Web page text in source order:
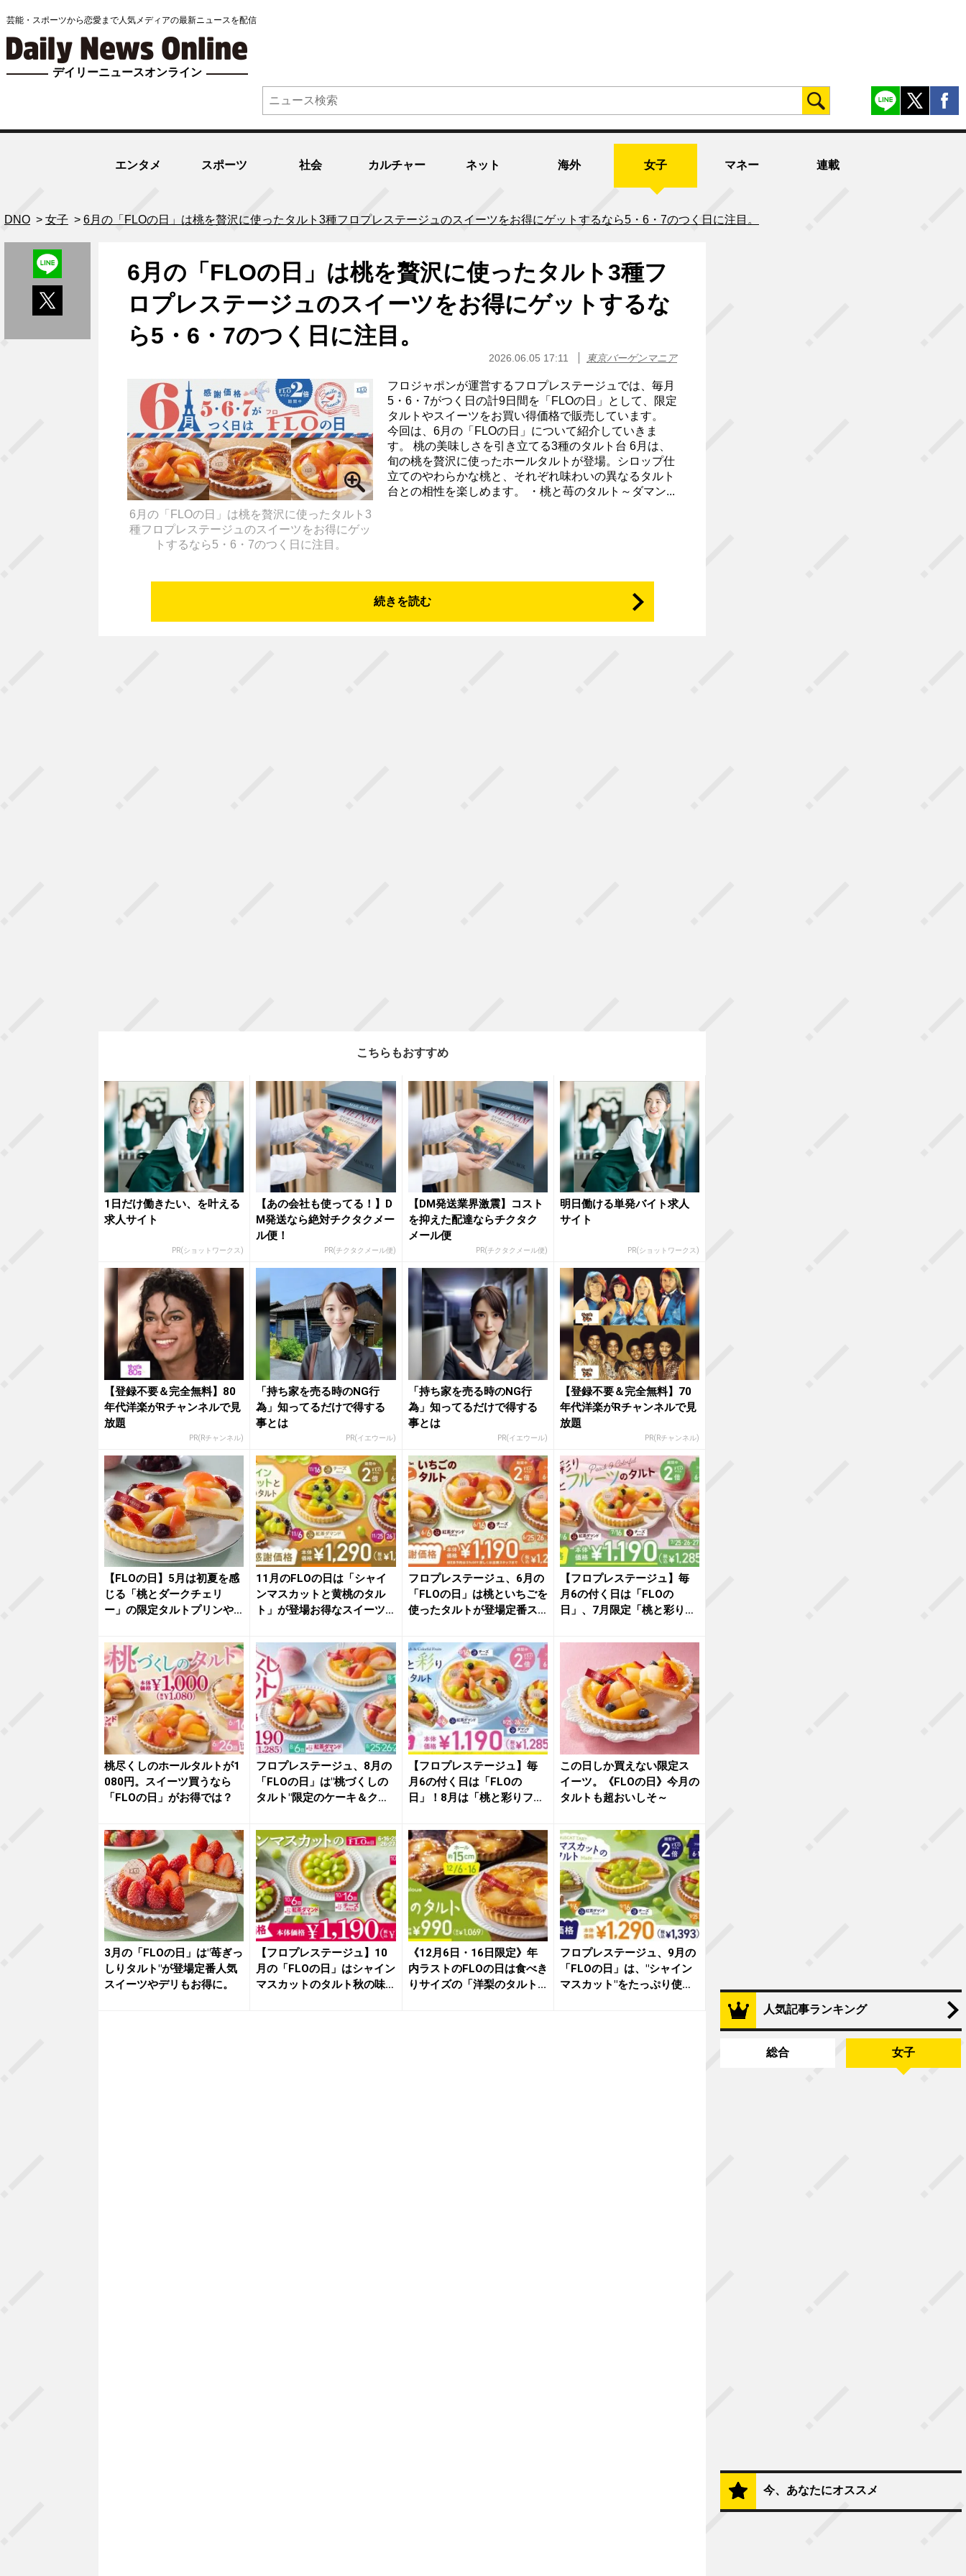
芸能・スポーツから恋愛まで人気メディアの最新ニュースを配信
デイリーニュースオンライン
エンタメ スポーツ 社会 カルチャー ネット 海外 女子 マネー 連載
DNO > 女子 > 6月の「FLOの日」は桃を贅沢に使ったタルト3種フロプレステージュのスイーツをお得にゲットするなら5・6・7のつく日に注目。
6月の「FLOの日」は桃を贅沢に使ったタルト3種フ
ロプレステージュのスイーツをお得にゲットするな
ら5・6・7のつく日に注目。
2026.06.05 17:11 東京バーゲンマニア
6月の「FLOの日」は桃を贅沢に使ったタルト3
種フロプレステージュのスイーツをお得にゲッ
トするなら5・6・7のつく日に注目。
フロジャポンが運営するフロプレステージュでは、毎月
5・6・7がつく日の計9日間を「FLOの日」として、限定
タルトやスイーツをお買い得価格で販売しています。
今回は、6月の「FLOの日」について紹介していきま
す。 桃の美味しさを引き立てる3種のタルト台 6月は、
旬の桃を贅沢に使ったホールタルトが登場。シロップ仕
立てのやわらかな桃と、それぞれ味わいの異なるタルト
台との相性を楽しめます。 ・桃と苺のタルト～ダマン...
続きを読む
こちらもおすすめ
1日だけ働きたい、を叶える
求人サイト
PR(ショットワークス)
【あの会社も使ってる！】D
M発送なら絶対チクタクメー
ル便！
PR(チクタクメール便)
【DM発送業界激震】コスト
を抑えた配達ならチクタク
メール便
PR(チクタクメール便)
明日働ける単発バイト求人
サイト
PR(ショットワークス)
【登録不要＆完全無料】80
年代洋楽がRチャンネルで見
放題
PR(Rチャンネル)
「持ち家を売る時のNG行
為」知ってるだけで得する
事とは
PR(イエウール)
「持ち家を売る時のNG行
為」知ってるだけで得する
事とは
PR(イエウール)
【登録不要＆完全無料】70
年代洋楽がRチャンネルで見
放題
PR(Rチャンネル)
【FLOの日】5月は初夏を感
じる「桃とダークチェリ
ー」の限定タルトプリンや
11月のFLOの日は「シャイ
ンマスカットと黄桃のタル
ト」が登場お得なスイーツ
フロプレステージュ、6月の
「FLOの日」は桃といちごを
使ったタルトが登場定番ス
【フロプレステージュ】毎
月6の付く日は「FLOの
日」、7月限定「桃と彩りフ
桃尽くしのホールタルトが1
080円。スイーツ買うなら
「FLOの日」がお得では？
フロプレステージュ、8月の
「FLOの日」は"桃づくしの
タルト"限定のケーキ＆ク
【フロプレステージュ】毎
月6の付く日は「FLOの
日」！8月は「桃と彩りフル
この日しか買えない限定ス
イーツ。《FLOの日》今月の
タルトも超おいしそ～
3月の「FLOの日」は"苺ぎっ
しりタルト"が登場定番人気
スイーツやデリもお得に。
【フロプレステージュ】10
月の「FLOの日」はシャイン
マスカットのタルト秋の味
《12月6日・16日限定》年
内ラストのFLOの日は食べき
りサイズの「洋梨のタルト...
フロプレステージュ、9月の
「FLOの日」は、"シャイン
マスカット"をたっぷり使
人気記事ランキング
総合 女子
今、あなたにオススメ